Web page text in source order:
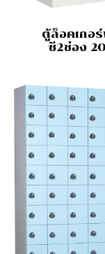
ตู้ล็อคเกอ
ซี2ช่อง